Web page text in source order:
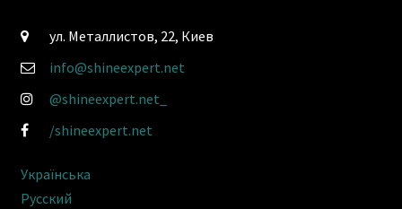
ул. Металлистов, 22, Киев
info@shineexpert.net
@shineexpert.net_
/shineexpert.net
Українська
Русский